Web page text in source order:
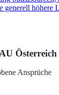
generell höhere
Österreich
Ansprüche